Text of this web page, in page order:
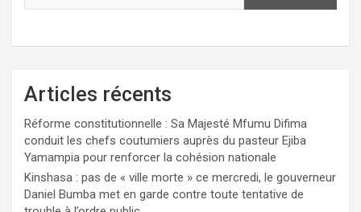
Articles récents
Réforme constitutionnelle : Sa Majesté Mfumu Difima
conduit les chefs coutumiers auprès du pasteur Ejiba
Yamampia pour renforcer la cohésion nationale
Kinshasa : pas de « ville morte » ce mercredi, le gouverneur
Daniel Bumba met en garde contre toute tentative de